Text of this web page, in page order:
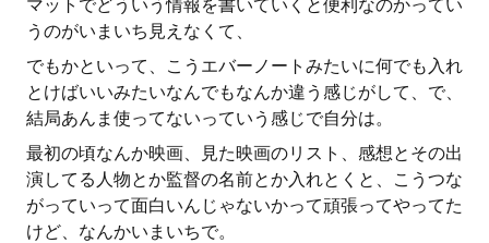
マットでどういう情報を書いていくと便利なのかってい
うのがいまいち見えなくて、
でもかといって、こうエバーノートみたいに何でも入れ
とけばいいみたいなんでもなんか違う感じがして、で、
結局あんま使ってないっていう感じで自分は。
最初の頃なんか映画、見た映画のリスト、感想とその出
演してる人物とか監督の名前とか入れとくと、こうつな
がっていって面白いんじゃないかって頑張ってやってた
けど、なんかいまいちで。